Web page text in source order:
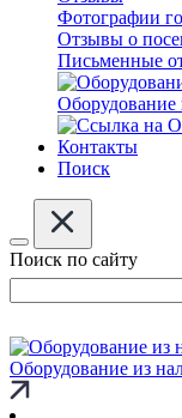
Фотографии
Отзывы о
Письменные
Оборудование
Контакты
Поиск
Поиск по сайту
Оборудование из